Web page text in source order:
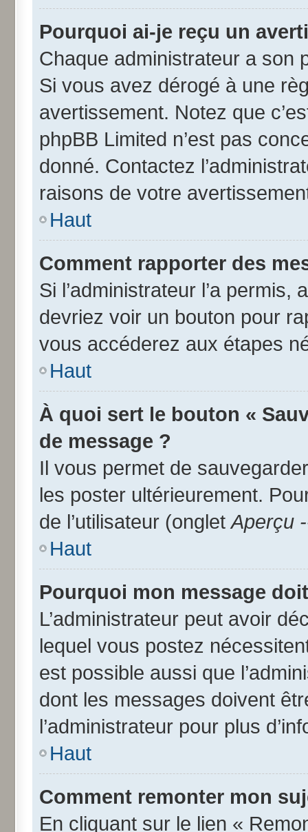
Pourquoi ai-je reçu un
Chaque administrateur a son
Si vous avez dérogé à une
avertissement. Notez que
phpBB Limited n’est pas
donné. Contactez
raisons de votre
Haut
Comment rapporter des
Si l’administrateur l’a
devriez voir un bouton pour
vous accéderez aux étapes
Haut
À quoi sert le bouton «
de message ?
Il vous permet de
les poster ultérieurement.
de l’utilisateur (onglet Aperçu
Haut
Pourquoi mon message
L’administrateur peut avoir
lequel vous postez
est possible aussi que
dont les messages doivent
l’administrateur pour plus
Haut
Comment remonter mon
En cliquant sur le lien «